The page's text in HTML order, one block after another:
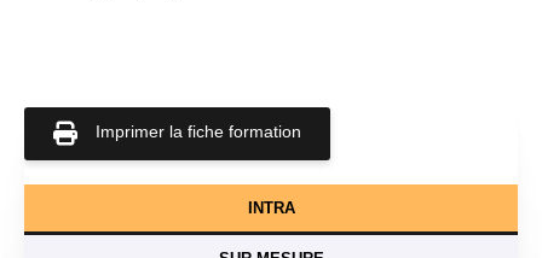
Imprimer la fiche formation
INTRA